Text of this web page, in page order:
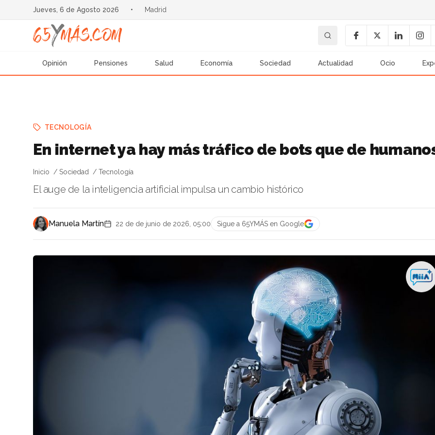
Jueves, 6 de Agosto 2026 • Madrid
Opinión Pensiones Salud Economía Sociedad Actualidad Ocio
TECNOLOGÍA
En internet ya hay más tráfico de bots que de
Inicio Sociedad Tecnología
El auge de la inteligencia artificial impulsa un cambio histórico
Manuela Martín 22 de de junio de 2026, 05:00 Sigue a 65YMÁS en Google